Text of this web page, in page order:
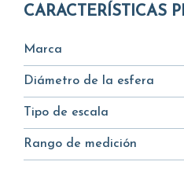
CARACTERÍSTICAS
Marca
Diámetro de la esfera
Tipo de escala
Rango de medición